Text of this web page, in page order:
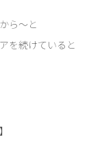
ら～と
を続けていると